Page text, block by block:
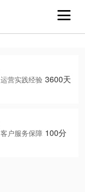
运营实践经验 3600天
客户服务保障 100分